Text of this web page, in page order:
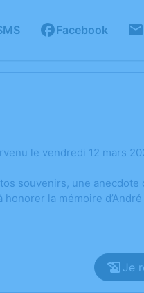
Facebook
le vendredi 12 mars
souvenirs, une anecdote
la mémoire d’André
Je